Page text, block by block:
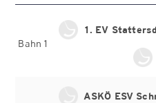
Bahn 1
1. EV
ASKÖ ESV